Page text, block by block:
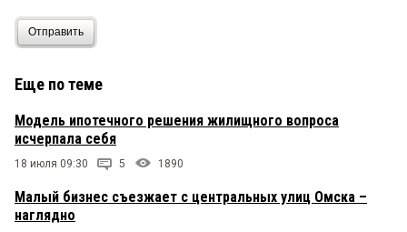
Отправить
Еще по теме
Модель ипотечного решения жилищного вопроса
исчерпала себя
18 июля 09:30 5 1890
Малый бизнес съезжает с центральных улиц Омска –
наглядно